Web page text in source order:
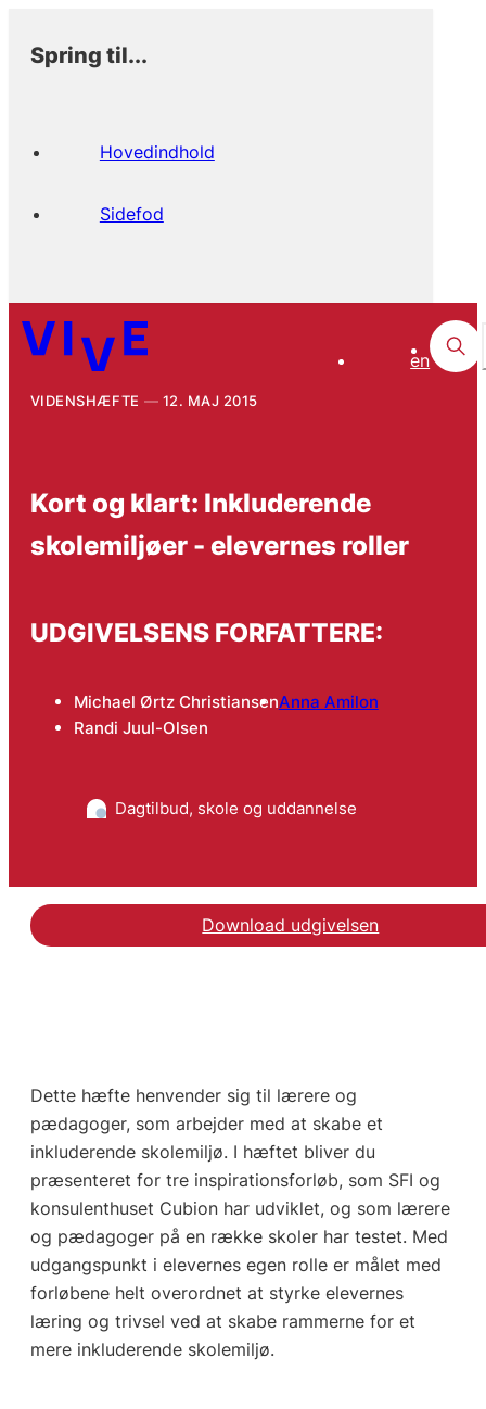
Spring til...
Hovedindhold
Sidefod
en
VIDENSHÆFTE 12. MAJ 2015
Kort og klart: Inkluderende
skolemiljøer - elevernes roller
UDGIVELSENS FORFATTERE:
Michael Ørtz ChristiansenAnna Amilon
Randi Juul-Olsen
Dagtilbud, skole og uddannelse
Download udgivelsen
Dette hæfte henvender sig til lærere og
pædagoger, som arbejder med at skabe et
inkluderende skolemiljø. I hæftet bliver du
præsenteret for tre inspirationsforløb, som SFI og
konsulenthuset Cubion har udviklet, og som lærere
og pædagoger på en række skoler har testet. Med
udgangspunkt i elevernes egen rolle er målet med
forløbene helt overordnet at styrke elevernes
læring og trivsel ved at skabe rammerne for et
mere inkluderende skolemiljø.